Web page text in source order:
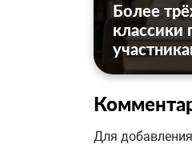
Более
классики
Для